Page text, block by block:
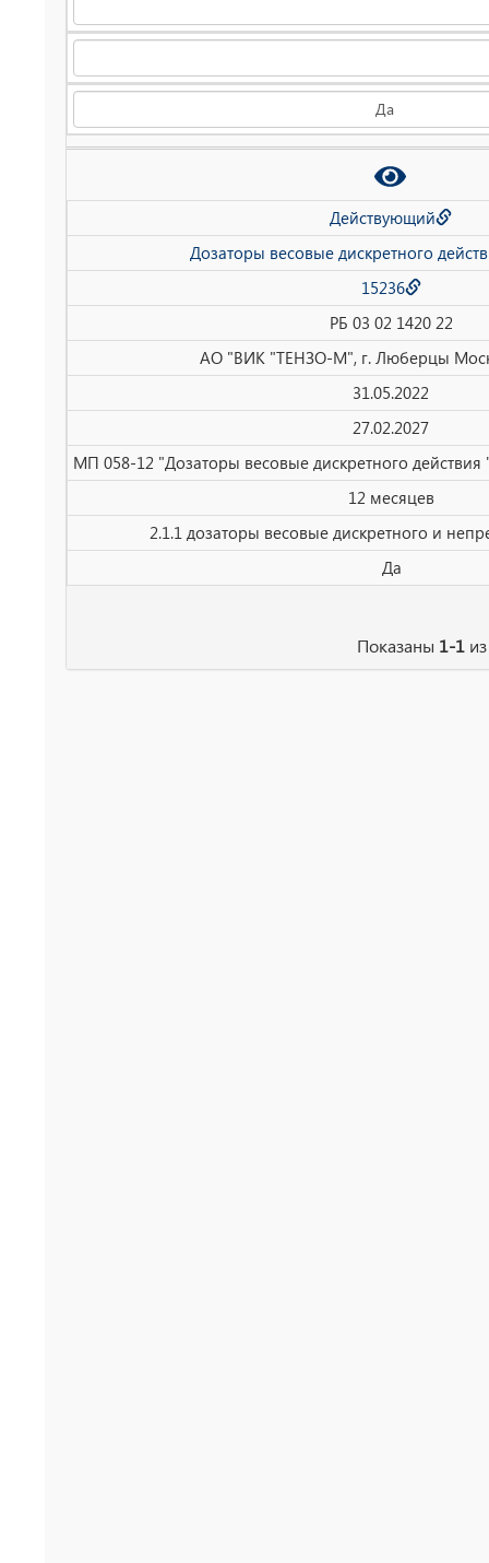
Да
Действующий
Дозаторы весовые дискретного
15236
РБ 03 02 1420 22
АО "ВИК "ТЕНЗО-М", г. Люберцы
31.05.2022
27.02.2027
МП 058-12 "Дозаторы весовые дискретного
12 месяцев
2.1.1 дозаторы весовые дискретного и
Да
Показаны 1-1